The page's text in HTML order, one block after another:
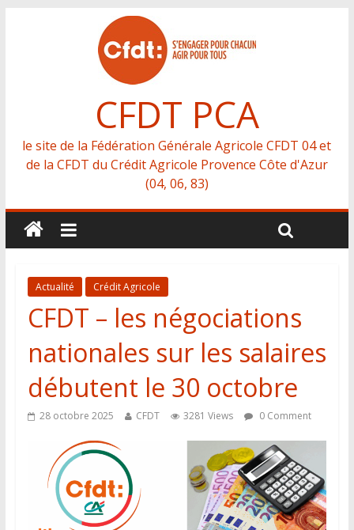
CFDT PCA
le site de la Fédération Générale Agricole CFDT 04 et
de la CFDT du Crédit Agricole Provence Côte d'Azur
(04, 06, 83)
Actualité Crédit Agricole
CFDT – les négociations
nationales sur les salaires
débutent le 30 octobre
28 octobre 2025 CFDT 3281 Views 0 Comment